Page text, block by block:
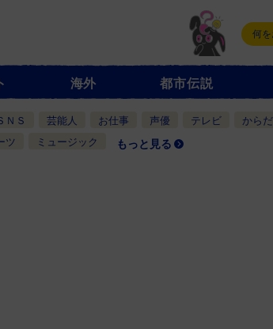
海外 都市伝説
ＮＳ 芸能人 お仕事 声優 テレビ
からだ
ツ ミュージック もっと見る